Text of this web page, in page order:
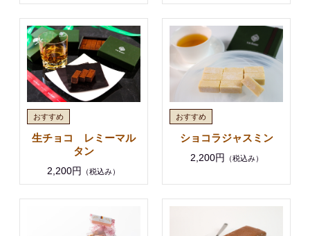
生チョコ レミーマル
タン
2,200円 （税込み）
ショコラジャスミン
2,200円 （税込み）